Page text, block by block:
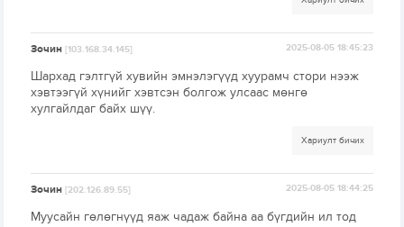
Зочин[103.168.34.145] 2025-08-05 18:45:23
Шархад гэлтгүй хувийн эмнэлэгүүд хуурамч стори нээж
хэвтээгүй хүнийг хэвтсэн болгож улсаас мөнгө
хулгайлдаг байх шүү.
Хариулт бичих
Зочин[202.126.89.55] 2025-08-05 18:44:25
Муусайн гөлөгнүүд яаж чадаж байна аа бүгдийн ил тод